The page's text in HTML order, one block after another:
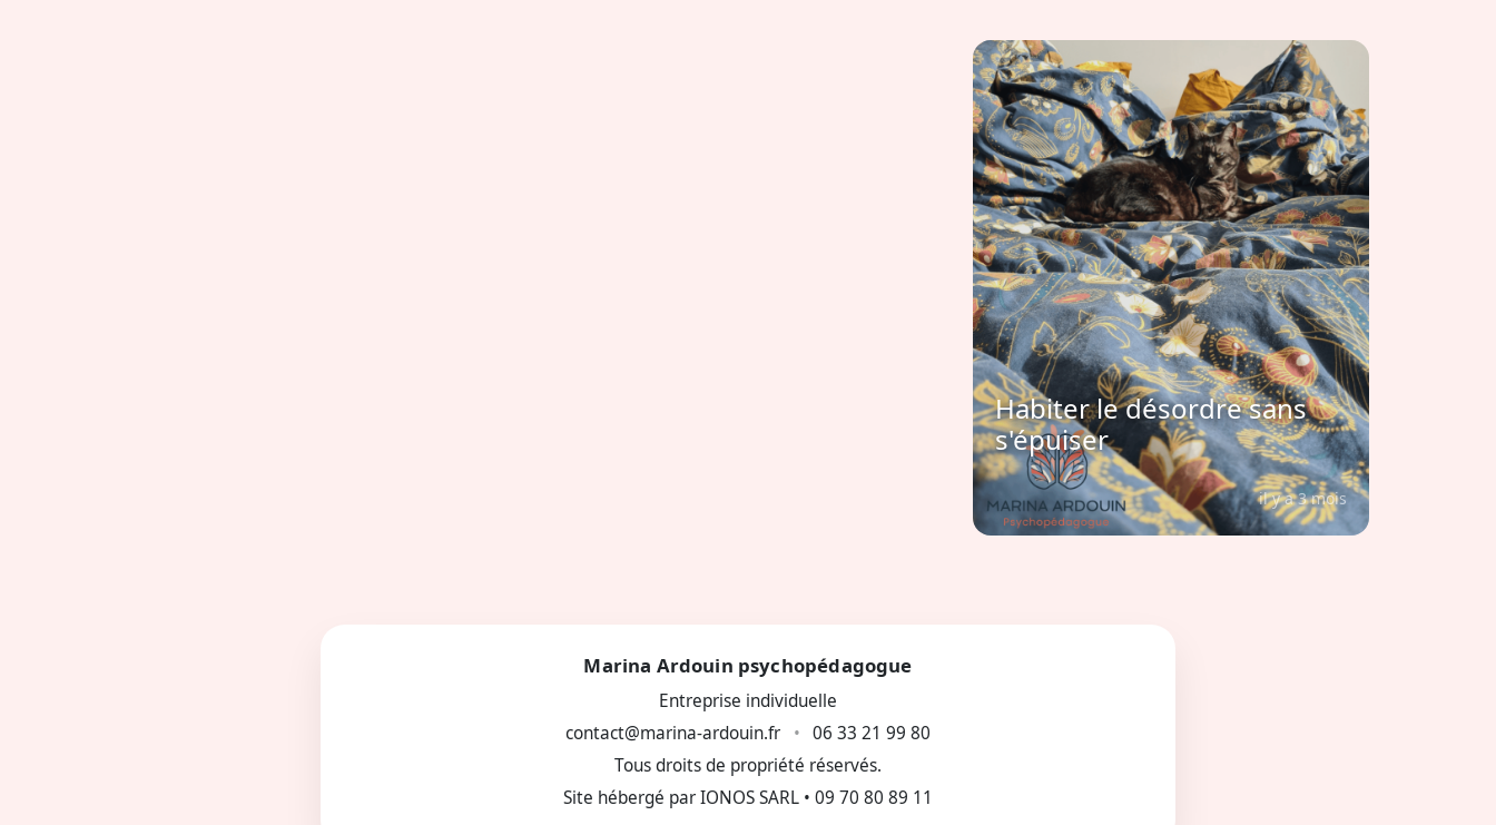
Habiter le désordre sans
s'épuiser
il y a 3 mois
Marina Ardouin psychopédagogue
Entreprise individuelle
contact@marina-ardouin.fr
• 06 33 21 99 80
Tous droits de propriété réservés.
Site hébergé par IONOS SARL • 09 70 80 89 11